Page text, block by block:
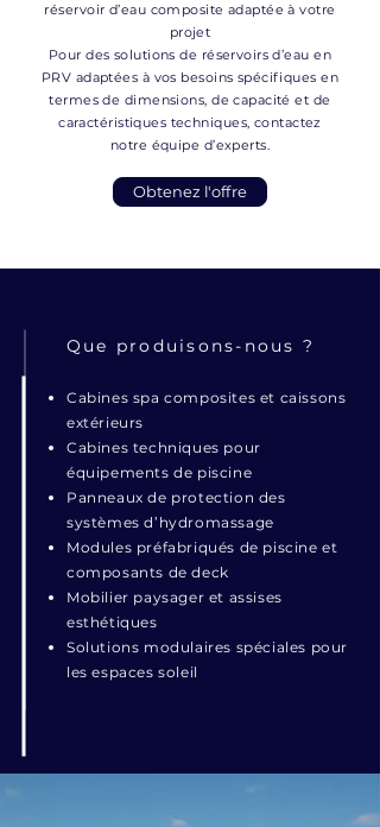
réservoir d’eau composite adaptée à votre
projet
Pour des solutions de réservoirs d’eau en
PRV adaptées à vos besoins spécifiques en
termes de dimensions, de capacité et de
caractéristiques techniques, contactez
notre équipe d’experts.
Obtenez l'offre
Que produisons-nous ?
Cabines spa composites et caissons
extérieurs
Cabines techniques pour
équipements de piscine
Panneaux de protection des
systèmes d’hydromassage
Modules préfabriqués de piscine et
composants de deck
Mobilier paysager et assises
esthétiques
Solutions modulaires spéciales pour
les espaces soleil